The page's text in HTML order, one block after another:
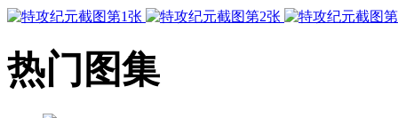
热门图集